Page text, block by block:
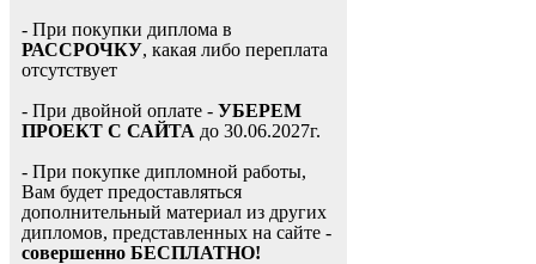
- При покупки диплома в
РАССРОЧКУ, какая либо переплата
отсутствует
- При двойной оплате - УБЕРЕМ
ПРОЕКТ С САЙТА до 30.06.2027г.
- При покупке дипломной работы,
Вам будет предоставляться
дополнительный материал из других
дипломов, представленных на сайте -
совершенно БЕСПЛАТНО!